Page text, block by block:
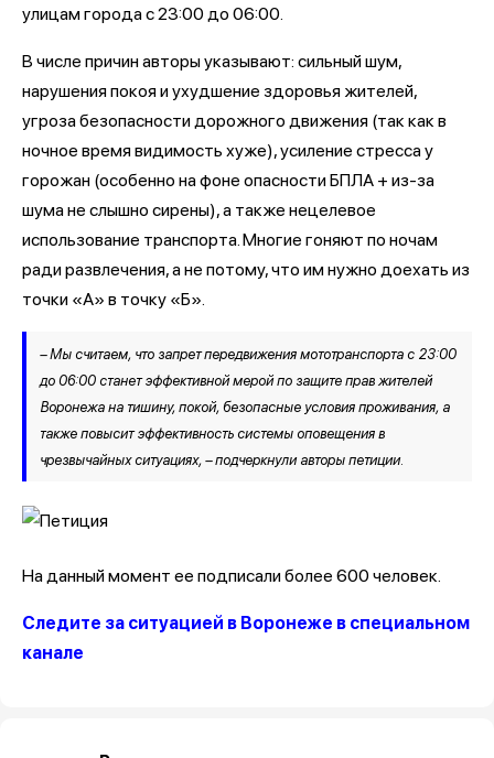
улицам города с 23:00 до 06:00.
В числе причин авторы указывают: сильный шум,
нарушения покоя и ухудшение здоровья жителей,
угроза безопасности дорожного движения (так как в
ночное время видимость хуже), усиление стресса у
горожан (особенно на фоне опасности БПЛА + из-за
шума не слышно сирены), а также нецелевое
использование транспорта. Многие гоняют по ночам
ради развлечения, а не потому, что им нужно доехать из
точки «А» в точку «Б».
– Мы считаем, что запрет передвижения мототранспорта с 23:00
до 06:00 станет эффективной мерой по защите прав жителей
Воронежа на тишину, покой, безопасные условия проживания, а
также повысит эффективность системы оповещения в
чрезвычайных ситуациях, – подчеркнули авторы петиции.
На данный момент ее подписали более 600 человек.
Следите за ситуацией в Воронеже в специальном
канале